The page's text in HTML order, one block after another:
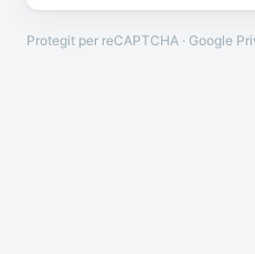
Protegit per reCAPTCHA · Google